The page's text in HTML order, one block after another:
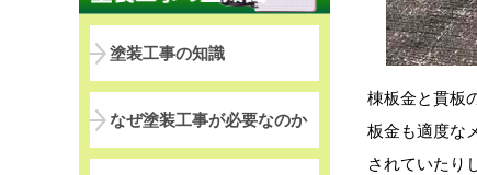
棟板金と貫板
板金も適度な
されていたり
塗装工事の知識
なぜ塗装工事が必要なのか